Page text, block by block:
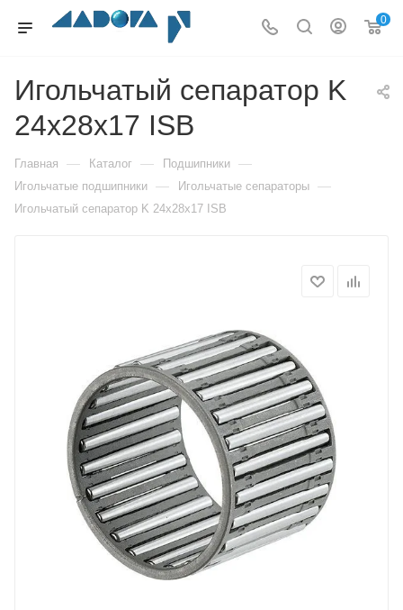
0
Игольчатый сепаратор K
24x28x17 ISB
Главная — Каталог — Подшипники —
Игольчатые подшипники — Игольчатые сепараторы —
Игольчатый сепаратор K 24x28x17 ISB